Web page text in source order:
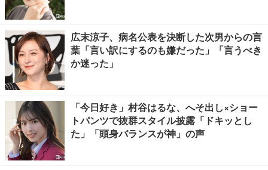
広末涼子、病名公表を決断した次男からの言
葉「言い訳にするのも嫌だった」「言うべき
か迷った」
「今日好き」村谷はるな、へそ出し×ショー
トパンツで抜群スタイル披露「ドキッとし
た」「頭身バランスが神」の声